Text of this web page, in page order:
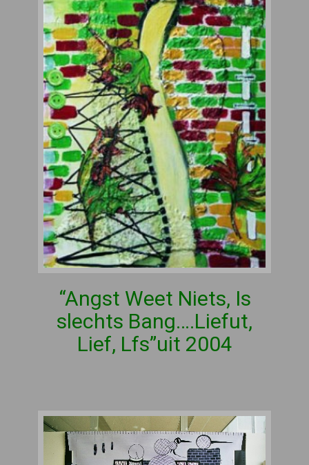
“Angst Weet Niets, Is
slechts Bang….Liefut,
Lief, Lfs”uit 2004